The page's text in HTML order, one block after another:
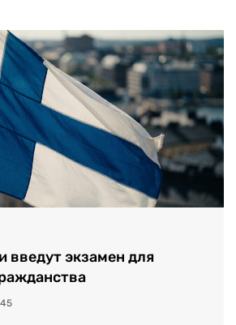
введут экзамен для